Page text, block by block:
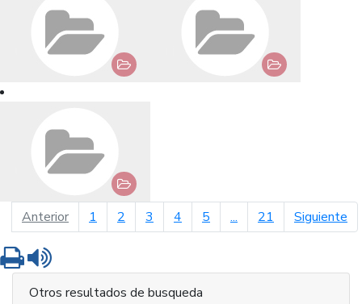
Anteriorpágina anterior
1 2 3 4 5 ... 21 Siguiente
Imprimir
Otros resultados de busqueda